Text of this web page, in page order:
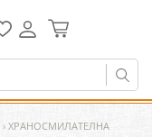
› ХРАНОСМИЛАТЕЛНА